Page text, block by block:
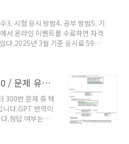
3. 시험 응시 방법4. 공부 방법5. 기
서 온라인 이벤트를 수료하면 자격
다.2025년 3월 기준 응시료 59달러
을 접수할 수 있
ko-kr/allevents
를 발전시키세요전문성을 확장하
니티를 구축하는 데 도움이 되는
펴보세요.events.microsoft.com
려면 책상에 아무것도 없어야 하고
얼 모니터도 안되는 등 엄격하다는
AZ-900 DUMP #1-300 / 문제 유형 - 선택지
300번 문제 중 텍
니다.GPT 번역이
.정답 여부는
이지만 틀린 내
로 보실땐 가로